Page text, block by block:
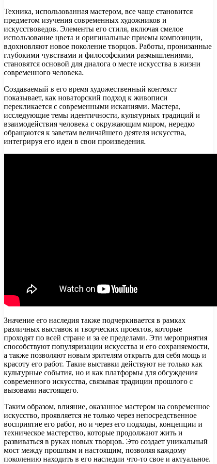
Техника, использованная мастером, все чаще становится
предметом изучения современных художников и
искусствоведов. Элементы его стиля, включая смелое
использование цвета и оригинальные приемы композиции,
вдохновляют новое поколение творцов. Работы, пронизанные
глубокими чувствами и философскими размышлениями,
становятся основой для диалога о месте искусства в жизни
современного человека.
Создаваемый в его время художественный контекст
показывает, как новаторский подход к живописи
перекликается с современными исканиями. Мастера,
исследующие темы идентичности, культурных традиций и
взаимодействия человека с окружающим миром, нередко
обращаются к заветам величайшего деятеля искусства,
интегрируя его идеи в свои произведения.
Значение его наследия также подчеркивается в рамках
различных выставок и творческих проектов, которые
проходят по всей стране и за ее пределами. Эти мероприятия
способствуют популяризации искусства и его сохраняемости,
а также позволяют новым зрителям открыть для себя мощь и
красоту его работ. Такие выставки действуют не только как
культурные события, но и как платформы для обсуждения
современного искусства, связывая традиции прошлого с
вызовами настоящего.
Таким образом, влияние, оказанное мастером на современное
искусство, проявляется не только через непосредственное
восприятие его работ, но и через его подходы, концепции и
техническое мастерство, которые продолжают жить и
развиваться в руках новых творцов. Это создает уникальный
мост между прошлым и настоящим, позволяя каждому
поколению находить в его наследии что-то свое и актуальное.